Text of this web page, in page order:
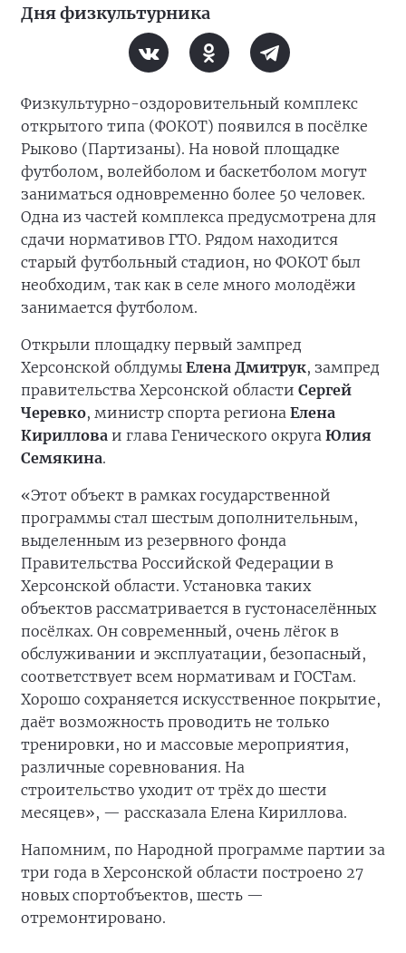
Дня физкультурника
Физкультурно-оздоровительный комплекс
открытого типа (ФОКОТ) появился в посёлке
Рыково (Партизаны). На новой площадке
футболом, волейболом и баскетболом могут
заниматься одновременно более 50 человек.
Одна из частей комплекса предусмотрена для
сдачи нормативов ГТО. Рядом находится
старый футбольный стадион, но ФОКОТ был
необходим, так как в селе много молодёжи
занимается футболом.
Открыли площадку первый зампред
Херсонской облдумы Елена Дмитрук, зампред
правительства Херсонской области Сергей
Черевко, министр спорта региона Елена
Кириллова и глава Генического округа Юлия
Семякина.
«Этот объект в рамках государственной
программы стал шестым дополнительным,
выделенным из резервного фонда
Правительства Российской Федерации в
Херсонской области. Установка таких
объектов рассматривается в густонаселённых
посёлках. Он современный, очень лёгок в
обслуживании и эксплуатации, безопасный,
соответствует всем нормативам и ГОСТам.
Хорошо сохраняется искусственное покрытие,
даёт возможность проводить не только
тренировки, но и массовые мероприятия,
различные соревнования. На
строительство уходит от трёх до шести
месяцев», — рассказала Елена Кириллова.
Напомним, по Народной программе партии за
три года в Херсонской области построено 27
новых спортобъектов, шесть —
отремонтировано.